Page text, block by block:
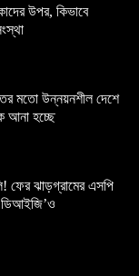
উপর, কিভাবে
মতো উন্নয়নশীল দেশে
আনা হচ্ছে
ঝাড়গ্রামের এসপি
ডিআইজি’ও